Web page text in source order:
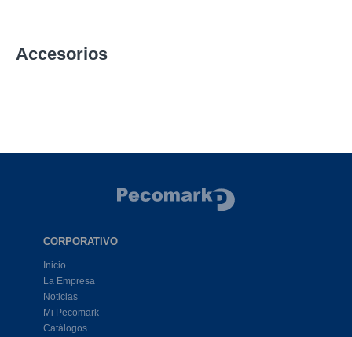
Accesorios
CORPORATIVO
Inicio
La Empresa
Noticias
Mi Pecomark
Catálogos